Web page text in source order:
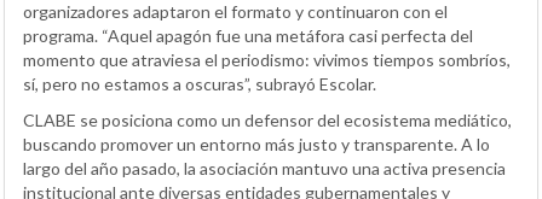
organizadores adaptaron el formato y continuaron con el
programa. “Aquel apagón fue una metáfora casi perfecta del
momento que atraviesa el periodismo: vivimos tiempos sombríos,
sí, pero no estamos a oscuras”, subrayó Escolar.
CLABE se posiciona como un defensor del ecosistema mediático,
buscando promover un entorno más justo y transparente. A lo
largo del año pasado, la asociación mantuvo una activa presencia
institucional ante diversas entidades gubernamentales y